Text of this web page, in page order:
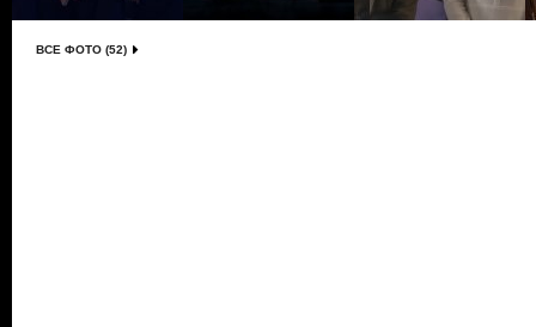
ВСЕ ФОТО (52)